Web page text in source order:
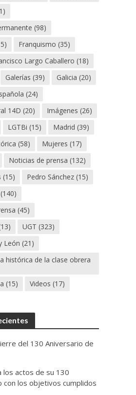
(98)
Franquismo (35)
Largo Caballero (18)
Galerías (39) Galicia (20)
(24)
14D (20) Imágenes (26)
LGTBi (15) Madrid (39)
(58) Mujeres (17)
Noticias de prensa (132)
(15) Pedro Sánchez (15)
(140)
(45)
UGT (323)
León (21)
histórica de la clase obrera
(15) Videos (17)
del 130 Aniversario de
los actos de su 130
con los objetivos cumplidos